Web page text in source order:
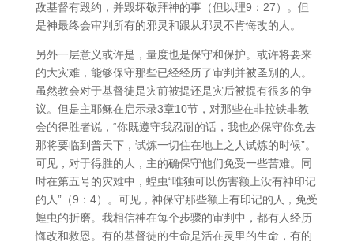
敌基督有毁约，并毁坏敬拜神的事（但以理9：27）。但
是神最终会审判所有的邪灵和跟从邪灵不肯悔改的人。
另外一层意义或许是，量度也是保守和保护。或许将要来
的大灾难，能够保守那些已经经历了审判并被圣别的人。
虽然教会对于基督徒是灾前被提还是灾后被提有很多的争
议。但是主耶稣在启示录3章10节，对那些在非拉铁非教
会的得胜者说，“你既遵守我忍耐的话，我也必保守你免去
那将要临到普天下，试炼一切住在地上之人试炼的时候”。
可见，对于得胜的人，主的确保守他们免受一些苦难。同
时在第五号的灾难中，蝗虫“唯独可以伤害额上没有神印记
的人”（9：4）。可见，神保守那些额上有印记的人，免受
蝗虫的折磨。我相信神在每个步骤的审判中，都有人经历
悔改和救恩。有的基督徒的生命是活在灵里的生命，有的